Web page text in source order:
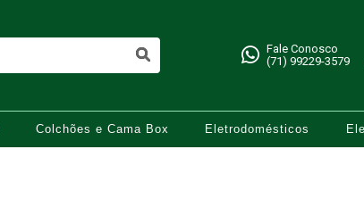
Fale Conosco
(71) 99229-3579
Colchões e Cama Box Eletrodomésticos